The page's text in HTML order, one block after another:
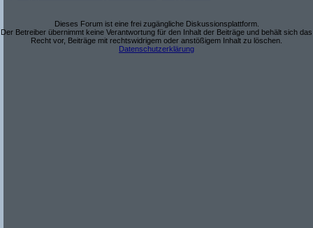
Dieses Forum ist eine frei zugängliche Diskussionsplattform.
Der Betreiber übernimmt keine Verantwortung für den Inhalt der Beiträge und behält sich das
Recht vor, Beiträge mit rechtswidrigem oder anstößigem Inhalt zu löschen.
Datenschutzerklärung